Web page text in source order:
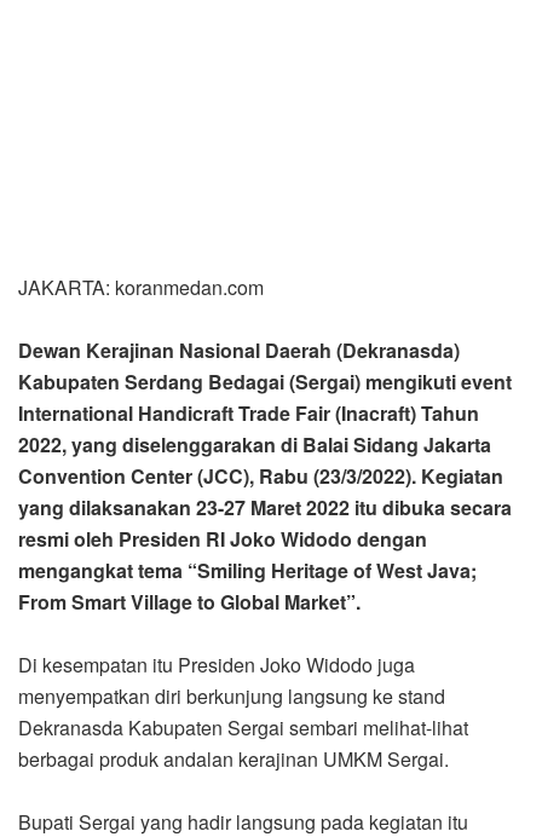
JAKARTA: koranmedan.com
Dewan Kerajinan Nasional Daerah (Dekranasda)
Kabupaten Serdang Bedagai (Sergai) mengikuti event
International Handicraft Trade Fair (Inacraft) Tahun
2022, yang diselenggarakan di Balai Sidang Jakarta
Convention Center (JCC), Rabu (23/3/2022). Kegiatan
yang dilaksanakan 23-27 Maret 2022 itu dibuka secara
resmi oleh Presiden RI Joko Widodo dengan
mengangkat tema “Smiling Heritage of West Java;
From Smart Village to Global Market”.
Di kesempatan itu Presiden Joko Widodo juga
menyempatkan diri berkunjung langsung ke stand
Dekranasda Kabupaten Sergai sembari melihat-lihat
berbagai produk andalan kerajinan UMKM Sergai.
Bupati Sergai yang hadir langsung pada kegiatan itu